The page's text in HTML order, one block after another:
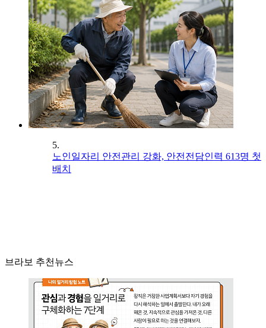
5.
노인일자리 안전관리 강화, 안전전담인력 613명 첫
배치
브라보 추천뉴스